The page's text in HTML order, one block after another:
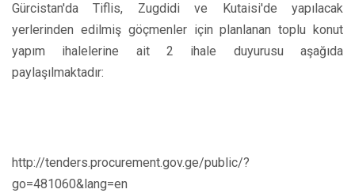
Gürcistan'da Tiflis, Zugdidi ve Kutaisi'de yapılacak
yerlerinden edilmiş göçmenler için planlanan toplu konut
yapım ihalelerine ait 2 ihale duyurusu aşağıda
paylaşılmaktadır:
http://tenders.procurement.gov.ge/public/?
go=481060&lang=en